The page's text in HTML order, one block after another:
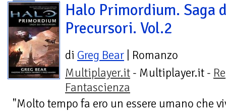
Halo Primordium. Saga
Precursori. Vol.2
di Greg Bear | Romanzo
Multiplayer.it - Multiplayer.it -
Fantascienza
"Molto tempo fa ero un essere umano che